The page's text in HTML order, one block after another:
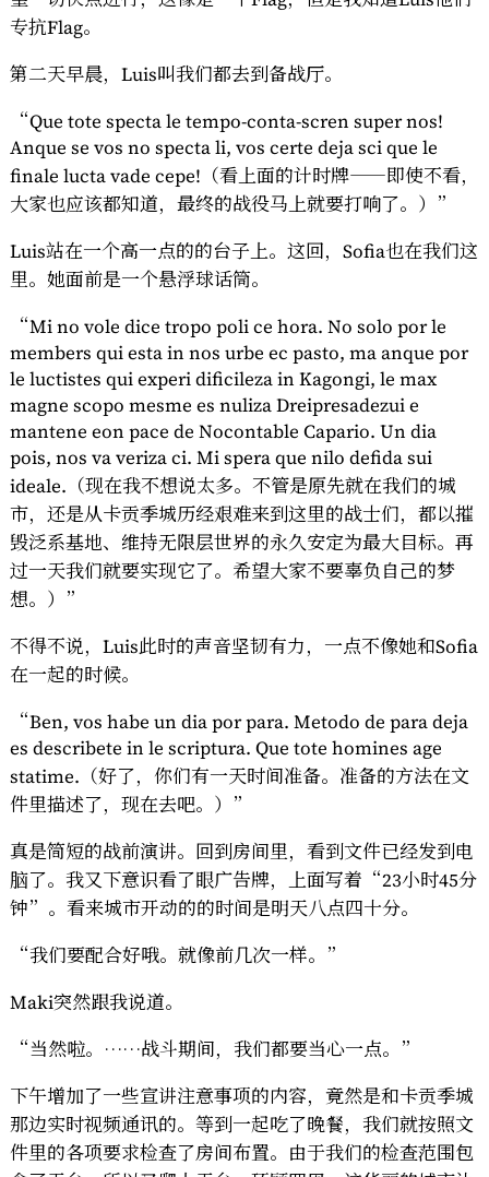
专抗Flag。
第二天早晨，Luis叫我们都去到备战厅。
“Que tote specta le tempo-conta-scren super nos!
Anque se vos no specta li, vos certe deja sci que le
finale lucta vade cepe!（看上面的计时牌——即使不看，
大家也应该都知道，最终的战役马上就要打响了。）”
Luis站在一个高一点的的台子上。这回，Sofia也在我们这
里。她面前是一个悬浮球话筒。
“Mi no vole dice tropo poli ce hora. No solo por le
members qui esta in nos urbe ec pasto, ma anque por
le luctistes qui experi dificileza in Kagongi, le max
magne scopo mesme es nuliza Dreipresadezui e
mantene eon pace de Nocontable Capario. Un dia
pois, nos va veriza ci. Mi spera que nilo defida sui
ideale.（现在我不想说太多。不管是原先就在我们的城
市，还是从卡贡季城历经艰难来到这里的战士们，都以摧
毁泛系基地、维持无限层世界的永久安定为最大目标。再
过一天我们就要实现它了。希望大家不要辜负自己的梦
想。）”
不得不说，Luis此时的声音坚韧有力，一点不像她和Sofia
在一起的时候。
“Ben, vos habe un dia por para. Metodo de para deja
es describete in le scriptura. Que tote homines age
statime.（好了，你们有一天时间准备。准备的方法在文
件里描述了，现在去吧。）”
真是简短的战前演讲。回到房间里，看到文件已经发到电
脑了。我又下意识看了眼广告牌，上面写着“23小时45分
钟”。看来城市开动的的时间是明天八点四十分。
“我们要配合好哦。就像前几次一样。”
Maki突然跟我说道。
“当然啦。……战斗期间，我们都要当心一点。”
下午增加了一些宣讲注意事项的内容，竟然是和卡贡季城
那边实时视频通讯的。等到一起吃了晚餐，我们就按照文
件里的各项要求检查了房间布置。由于我们的检查范围包